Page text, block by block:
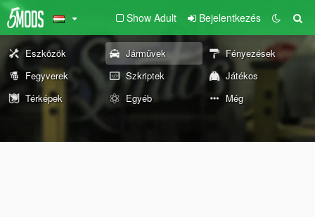
Show Adult Bejelentkezés
Eszközök Járművek
Fényezések
Fegyverek
Szkriptek
Játékos
Térképek
Egyéb Még